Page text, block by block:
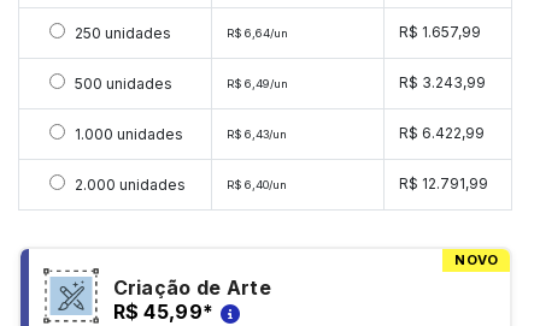
Selecionar 250 unidades
250 unidades R$ 6,64/un R$ 1.657,99
Selecionar 500 unidades
500 unidades R$ 6,49/un R$ 3.243,99
Selecionar 1000 unidades
1.000 unidades R$ 6,43/un R$ 6.422,99
Selecionar 2000 unidades
2.000 unidades R$ 6,40/un R$ 12.791,99
NOVO
Criação de Arte
R$ 45,99*